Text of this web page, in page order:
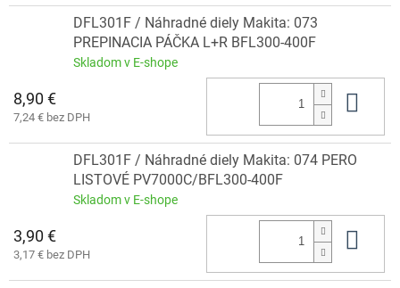
DFL301F / Náhradné diely Makita: 073
PREPINACIA PÁČKA L+R BFL300-400F
Skladom v E-shope
8,90 €
7,24 € bez DPH
DFL301F / Náhradné diely Makita: 074 PERO
LISTOVÉ PV7000C/BFL300-400F
Skladom v E-shope
3,90 €
3,17 € bez DPH